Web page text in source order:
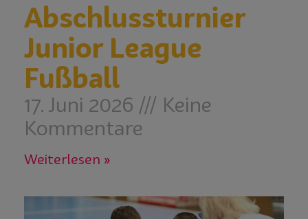
Abschlussturnier
Junior League
Fußball
17. Juni 2026
Keine
Kommentare
Weiterlesen »